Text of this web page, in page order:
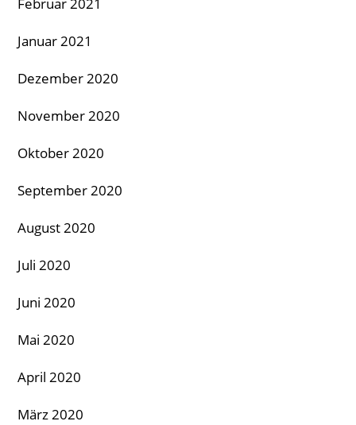
Februar 2021
Januar 2021
Dezember 2020
November 2020
Oktober 2020
September 2020
August 2020
Juli 2020
Juni 2020
Mai 2020
April 2020
März 2020